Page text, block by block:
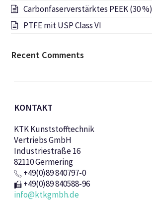
Carbonfaserverstärktes PEEK (30 %)
PTFE mit USP Class VI
Recent Comments
KONTAKT
KTK Kunststofftechnik
Vertriebs GmbH
Industriestraße 16
82110 Germering
+49(0)89 840797-0
+49(0)89 840588-96
info@ktkgmbh.de